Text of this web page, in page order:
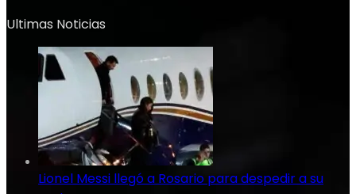
Ultimas Noticias
Lionel Messi llegó a Rosario para despedir a su